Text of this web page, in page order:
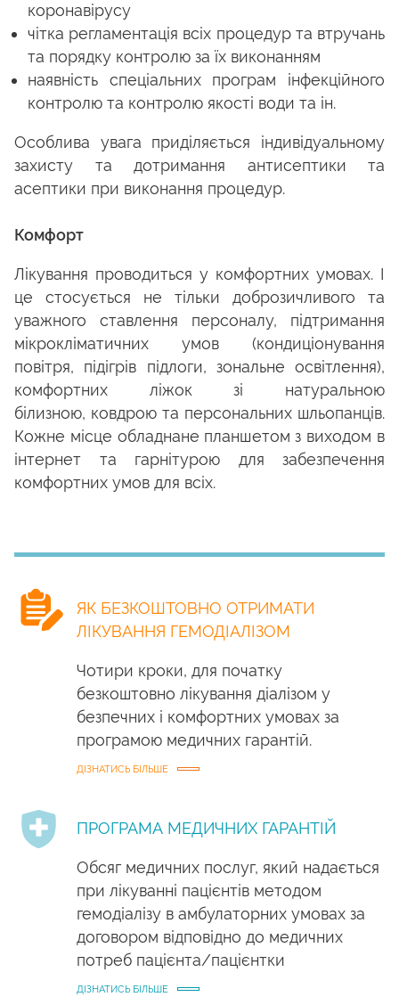
коронавірусу
чітка регламентація всіх процедур та втручань
та порядку контролю за їх виконанням
наявність спеціальних програм інфекційного
контролю та контролю якості води та ін.
Особлива увага приділяється індивідуальному
захисту та дотримання антисептики та
асептики при виконання процедур.
Комфорт
Лікування проводиться у комфортних умовах. І
це стосується не тільки доброзичливого та
уважного ставлення персоналу, підтримання
мікрокліматичних умов (кондиціонування
повітря, підігрів підлоги, зональне освітлення),
комфортних ліжок зі натуральною
білизною, ковдрою та персональних шльопанців.
Кожне місце обладнане планшетом з виходом в
інтернет та гарнітурою для забезпечення
комфортних умов для всіх.
ЯК БЕЗКОШТОВНО ОТРИМАТИ
ЛІКУВАННЯ ГЕМОДІАЛІЗОМ
Чотири кроки, для початку
безкоштовно лікування діалізом у
безпечних і комфортних умовах за
програмою медичних гарантій.
ДІЗНАТИСЬ БІЛЬШЕ
ПРОГРАМА МЕДИЧНИХ ГАРАНТІЙ
Обсяг медичних послуг, який надається
при лікуванні пацієнтів методом
гемодіалізу в амбулаторних умовах за
договором відповідно до медичних
потреб пацієнта/пацієнтки
ДІЗНАТИСЬ БІЛЬШЕ